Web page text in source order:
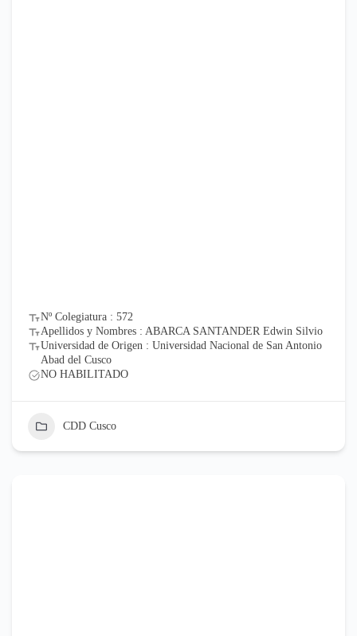
Nº Colegiatura : 572
Apellidos y Nombres : ABARCA SANTANDER Edwin Silvio
Universidad de Origen : Universidad Nacional de San Antonio
Abad del Cusco
NO HABILITADO
CDD Cusco